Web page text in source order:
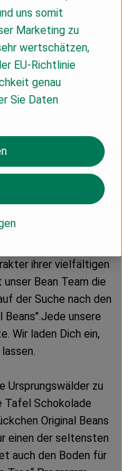
die Welt auf den
Denn wir glauben,
der Welt
von
zu verändern.Als
ist zu regenerieren,
wir Kakaos und
– sind voller
ihrer vielfältigen
Bean Team die
der Suche nach den
unsere
Wir laden Dich ein,
Ursprungswälder zu
Tafel Schokolade
Original Beans
einen der seltensten
auch den Boden für
uns somit
Marketing zu
wertschätzen,
EU-Richtlinie
genau
Sie Daten